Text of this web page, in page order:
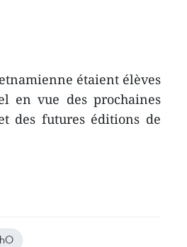
étaient élèves
en vue des prochaines
des futures éditions de